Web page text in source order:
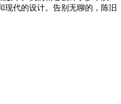
现代的设计。告别无聊的，陈旧